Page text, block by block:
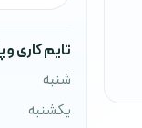
تایم کاری
شنبه
یکشنبه